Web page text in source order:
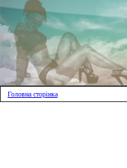
Головна сторінка